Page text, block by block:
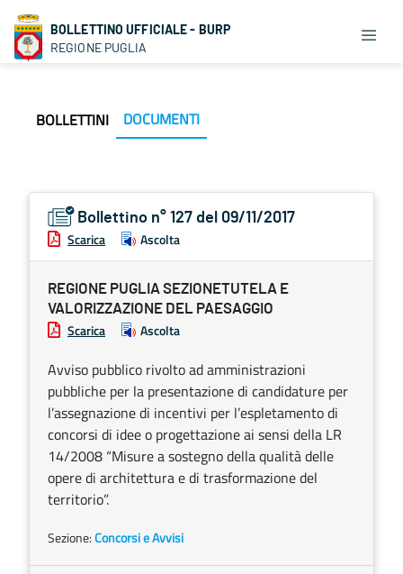
BOLLETTINO UFFICIALE - BURP
REGIONE PUGLIA
BOLLETTINI DOCUMENTI
Bollettino n° 127 del 09/11/2017
Scarica Ascolta
REGIONE PUGLIA SEZIONETUTELA E
VALORIZZAZIONE DEL PAESAGGIO
Scarica Ascolta
Avviso pubblico rivolto ad amministrazioni
pubbliche per la presentazione di candidature per
l’assegnazione di incentivi per l’espletamento di
concorsi di idee o progettazione ai sensi della LR
14/2008 “Misure a sostegno della qualità delle
opere di architettura e di trasformazione del
territorio”.
Sezione:Concorsi e Avvisi